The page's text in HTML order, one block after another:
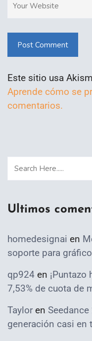
Post Comment
Este sitio usa
Aprende cómo se
comentarios.
Ultimos
homedesignai en
soporte para
qp924 en ¡Puntazo
7,53% de cuota de
Taylor en
generación casi en